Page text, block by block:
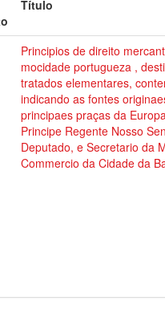
Título
Principios de direito
mocidade portugueza ,
tratados elementares,
indicando as fontes
principaes praças da
Principe Regente Nosso
Deputado, e Secretario da
Commercio da Cidade da